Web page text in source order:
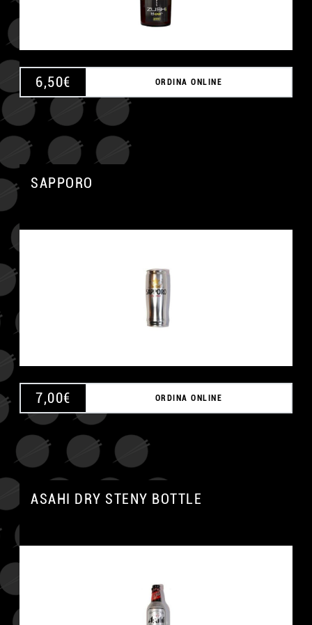
6,50€ ORDINA ONLINE
SAPPORO
7,00€ ORDINA ONLINE
ASAHI DRY STENY BOTTLE